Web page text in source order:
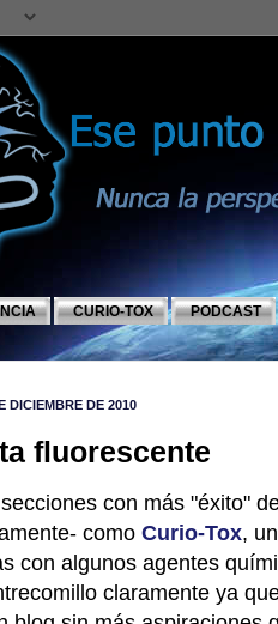
CURIO-TOX PODCAST
DICIEMBRE DE 2010
fluorescente
con más "éxito"
como Curio-Tox,
con algunos agentes
claramente ya